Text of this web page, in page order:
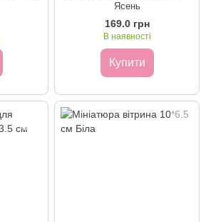
Ясень
169.0 грн
В наявності
Купити